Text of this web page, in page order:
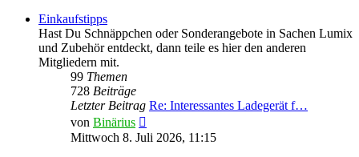
Einkaufstipps
Hast Du Schnäppchen oder Sonderangebote in Sachen Lumix
und Zubehör entdeckt, dann teile es hier den anderen
Mitgliedern mit.
99 Themen
728 Beiträge
Letzter Beitrag Re: Interessantes Ladegerät f…
von Binärius
Beitrag
Mittwoch 8. Juli 2026, 11:15